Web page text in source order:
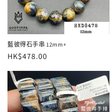
藍彼得石手串 12mm+
定
HK$478.00